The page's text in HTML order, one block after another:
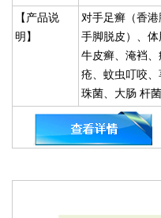
【产品说
明】
对手足癣（香港
手脚脱皮）、体
牛皮癣、淹裆
疮、蚊虫叮咬
珠菌、大肠 杆